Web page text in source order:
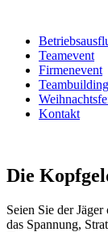
Teamevent
Firmenevent
Teambuilding
Kontakt
Die
Seien Sie der
das Spannung,